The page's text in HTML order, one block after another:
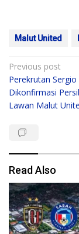
Malut United
Post
navigation
Previous post
Perekrutan Sergio
Dikonfirmasi
Lawan Malut
Read Also